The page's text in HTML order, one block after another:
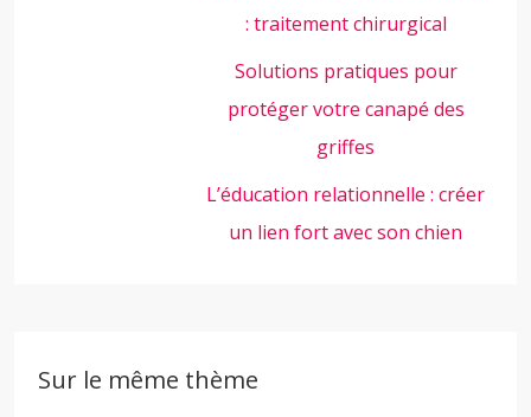
: traitement chirurgical
Solutions pratiques pour
protéger votre canapé des
griffes
L’éducation relationnelle : créer
un lien fort avec son chien
Sur le même thème